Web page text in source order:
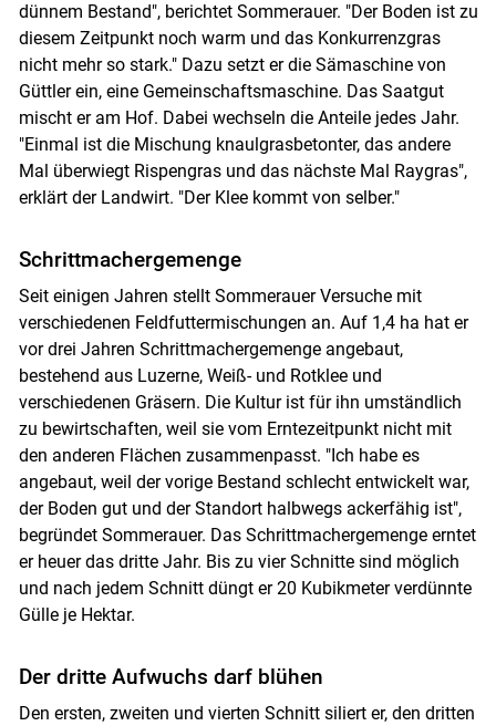
dünnem Bestand", berichtet Sommerauer. "Der Boden ist zu
diesem Zeitpunkt noch warm und das Konkurrenzgras
nicht mehr so stark." Dazu setzt er die Sämaschine von
Güttler ein, eine Gemeinschaftsmaschine. Das Saatgut
mischt er am Hof. Dabei wechseln die Anteile jedes Jahr.
"Einmal ist die Mischung knaulgrasbetonter, das andere
Mal überwiegt Rispengras und das nächste Mal Raygras",
erklärt der Landwirt. "Der Klee kommt von selber."
Schrittmachergemenge
Seit einigen Jahren stellt Sommerauer Versuche mit
verschiedenen Feldfuttermischungen an. Auf 1,4 ha hat er
vor drei Jahren Schrittmachergemenge angebaut,
bestehend aus Luzerne, Weiß- und Rotklee und
verschiedenen Gräsern. Die Kultur ist für ihn umständlich
zu bewirtschaften, weil sie vom Erntezeitpunkt nicht mit
den anderen Flächen zusammenpasst. "Ich habe es
angebaut, weil der vorige Bestand schlecht entwickelt war,
der Boden gut und der Standort halbwegs ackerfähig ist",
begründet Sommerauer. Das Schrittmachergemenge erntet
er heuer das dritte Jahr. Bis zu vier Schnitte sind möglich
und nach jedem Schnitt düngt er 20 Kubikmeter verdünnte
Gülle je Hektar.
Der dritte Aufwuchs darf blühen
Den ersten, zweiten und vierten Schnitt siliert er, den dritten